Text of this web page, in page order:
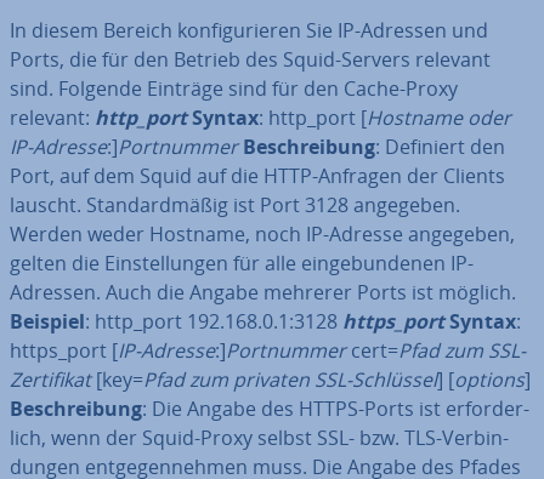
In diesem Bereich kon­fi­gu­rie­ren Sie IP-Adressen und
Ports, die für den Betrieb des Squid-Servers relevant
sind. Folgende Einträge sind für den Cache-Proxy
relevant: http_portSyntax: http_port [Hostname oder
IP-Adresse:]Port­num­mer Be­schrei­bung: Definiert den
Port, auf dem Squid auf die HTTP-Anfragen der Clients
lauscht. Stan­dard­mä­ßig ist Port 3128 angegeben.
Werden weder Hostname, noch IP-Adresse angegeben,
gelten die Ein­stel­lun­gen für alle ein­ge­bun­de­nen IP-
Adressen. Auch die Angabe mehrerer Ports ist möglich.
Beispiel: http_port 192.168.0.1:3128 https_portSyntax:
https_port [IP-Adresse:]Port­num­mercert=Pfad zum SSL-
Zer­ti­fi­kat[key=Pfad zum privaten SSL-Schlüssel] [options]
Be­schrei­bung: Die Angabe des HTTPS-Ports ist er­for­der­
lich, wenn der Squid-Proxy selbst SSL- bzw. TLS-Ver­bin­
dun­gen ent­ge­gen­neh­men muss. Die Angabe des Pfades